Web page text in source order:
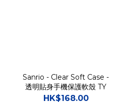
Sanrio - Clear Soft Case -
透明貼身手機保護軟殼 TY
HK$168.00